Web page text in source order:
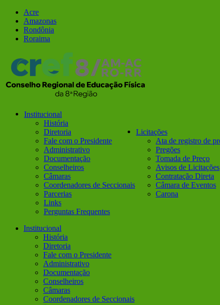
para
conteúdo
Facebook
Instagram
Acre
Amazonas
Rondônia
Roraima
Institucional
História
Diretoria
Fale com o Presidente
Administrativo
Documentação
Conselheiros
Câmaras
Coordenadores de Seccionais
Parcerias
Links
Perguntas Frequentes
Licitações
Ata de registro de
Pregões
Tomada de Preço
Avisos de Licitações
Contratação Direta
Câmara de Eventos
Carona
Institucional
História
Diretoria
Fale com o Presidente
Administrativo
Documentação
Conselheiros
Câmaras
Coordenadores de Seccionais